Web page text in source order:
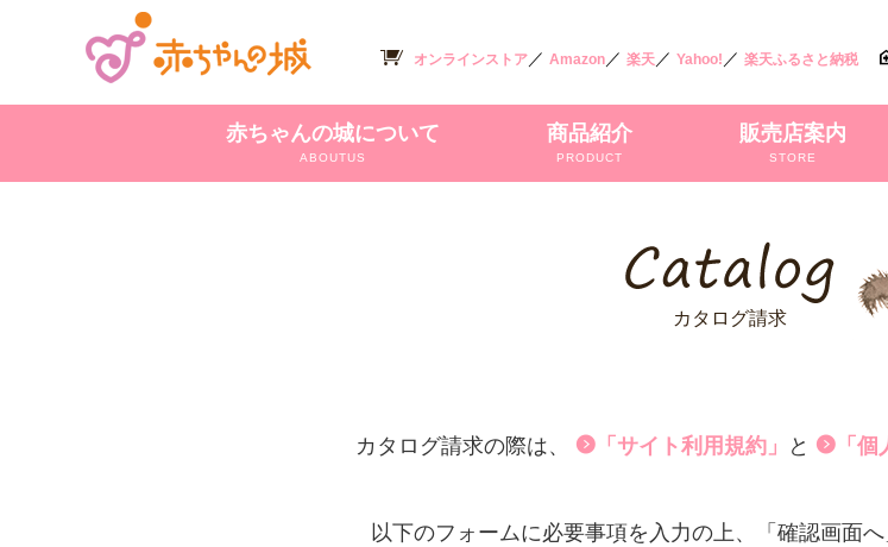
オンラインストア／ Amazon／ 楽天／ Yahoo! ／ 楽天ふるさと納税
赤ちゃんの城について
ABOUTUS
商品紹介
PRODUCT
販売店案内
STORE
カタログ請求
カタログ請求の際は、 「サイト利用規約」 と 「
以下のフォームに必要事項を入力の上、「確認画面